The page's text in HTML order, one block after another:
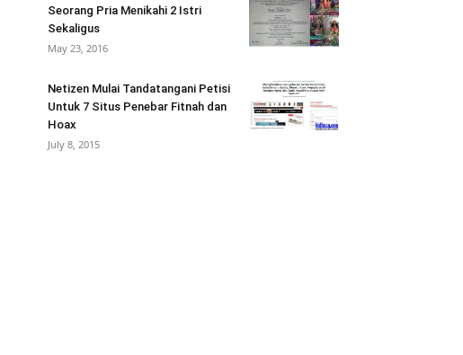
Seorang Pria Menikahi 2 Istri
Sekaligus
May 23, 2016
Netizen Mulai Tandatangani Petisi
Untuk 7 Situs Penebar Fitnah dan
Hoax
July 8, 2015